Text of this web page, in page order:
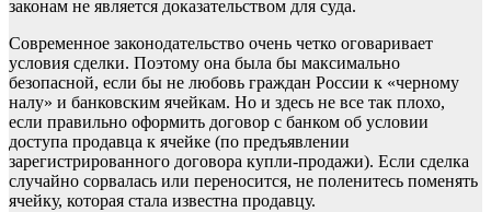
законам не является доказательством для суда.
Современное законодательство очень четко оговаривает
условия сделки. Поэтому она была бы максимально
безопасной, если бы не любовь граждан России к «черному
налу» и банковским ячейкам. Но и здесь не все так плохо,
если правильно оформить договор с банком об условии
доступа продавца к ячейке (по предъявлении
зарегистрированного договора купли-продажи). Если сделка
случайно сорвалась или переносится, не поленитесь поменять
ячейку, которая стала известна продавцу.